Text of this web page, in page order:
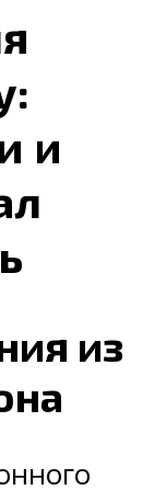
и
из